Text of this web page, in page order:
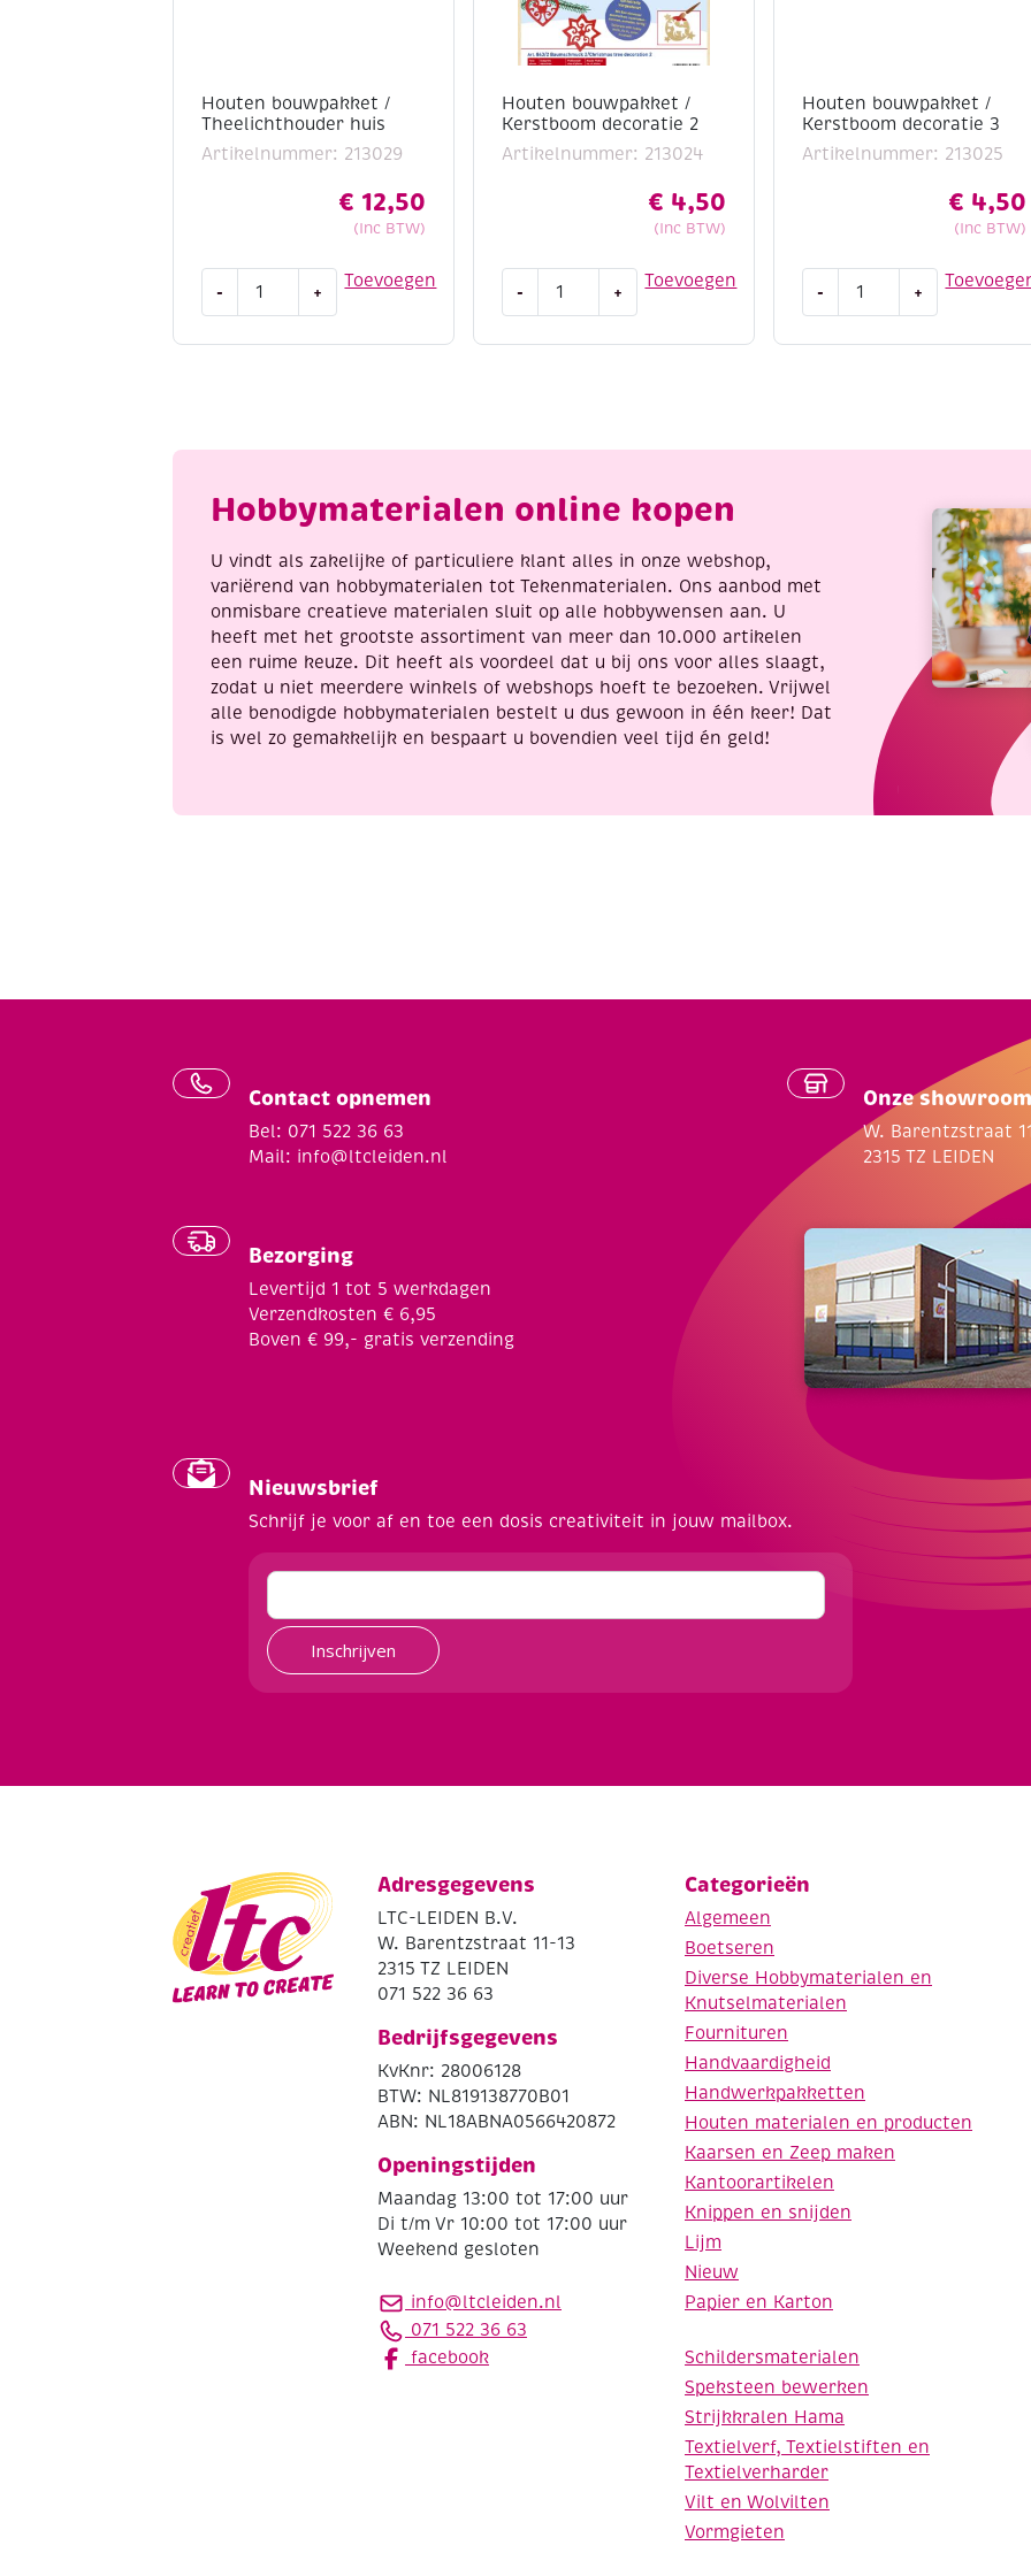
Houten bouwpakket /
Theelichthouder huis
Artikelnummer: 213029
€ 12,50
(Inc BTW)
Toevoegen
-
bouwpakket
+
Houten bouwpakket /
Kerstboom decoratie 2
Artikelnummer: 213024
€ 4,50
(Inc BTW)
Toevoegen
-
bouwpakket
+
Houten bouwpakket /
Kerstboom decoratie 3
Artikelnummer: 213025
€ 4,50
(Inc BTW)
-
bouwpakket
+
Hobbymaterialen online kopen
U vindt als zakelijke of particuliere klant alles in onze webshop,
variërend van hobbymaterialen tot Tekenmaterialen. Ons aanbod met
onmisbare creatieve materialen sluit op alle hobbywensen aan. U
heeft met het grootste assortiment van meer dan 10.000 artikelen
een ruime keuze. Dit heeft als voordeel dat u bij ons voor alles slaagt,
zodat u niet meerdere winkels of webshops hoeft te bezoeken. Vrijwel
alle benodigde hobbymaterialen bestelt u dus gewoon in één keer! Dat
is wel zo gemakkelijk en bespaart u bovendien veel tijd én geld!
Contact opnemen
Bel: 071 522 36 63
Mail: info@ltcleiden.nl
Bezorging
Levertijd 1 tot 5 werkdagen
Verzendkosten € 6,95
Boven € 99,- gratis verzending
Onze showroom
W. Barentzstraat
2315 TZ LEIDEN
Nieuwsbrief
Schrijf je voor af en toe een dosis creativiteit in jouw mailbox.
Inschrijven
Adresgegevens
LTC-LEIDEN B.V.
W. Barentzstraat 11-13
2315 TZ LEIDEN
071 522 36 63
Bedrijfsgegevens
KvKnr: 28006128
BTW: NL819138770B01
ABN: NL18ABNA0566420872
Openingstijden
Maandag 13:00 tot 17:00 uur
Di t/m Vr 10:00 tot 17:00 uur
Weekend gesloten
info@ltcleiden.nl
071 522 36 63
facebook
Categorieën
Algemeen
Boetseren
Diverse Hobbymaterialen en
Knutselmaterialen
Fournituren
Handvaardigheid
Handwerkpakketten
Houten materialen en producten
Kaarsen en Zeep maken
Kantoorartikelen
Knippen en snijden
Lijm
Nieuw
Papier en Karton
Schildersmaterialen
Speksteen bewerken
Strijkkralen Hama
Textielverf, Textielstiften en
Textielverharder
Vilt en Wolvilten
Vormgieten